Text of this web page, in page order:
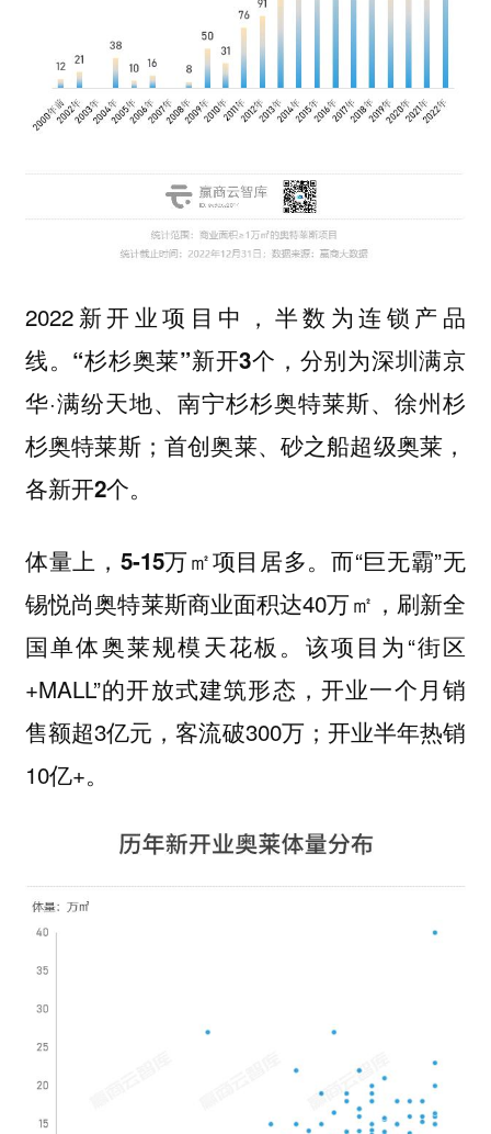
2022新开业项目中，半数为连锁产品
线。 “杉杉奥莱”新开3个 ，分别为深圳满京
华·满纷天地、南宁杉杉奥特莱斯、徐州杉
杉奥特莱斯； 首创奥莱、砂之船超级奥莱，
各新开2个。
体量上， 5-15万㎡项目居多。而“巨无霸”无
锡悦尚奥特莱斯商业面积达40万㎡，刷新全
国单体奥莱规模天花板。该项目为“街区
+MALL”的开放式建筑形态，开业一个月销
售额超3亿元，客流破300万；开业半年热销
10亿+。